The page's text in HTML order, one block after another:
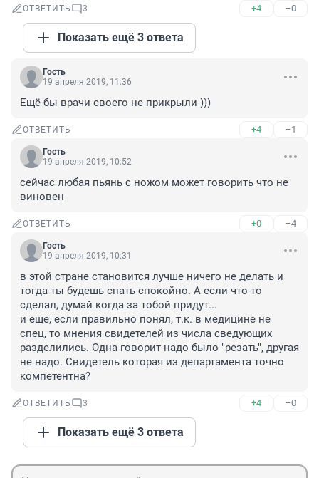
ОТВЕТИТЬ 3 +4 –0
Показать ещё 3 ответа
Гость
19 апреля 2019, 11:36
Ещё бы врачи своего не прикрыли )))
ОТВЕТИТЬ +4 –1
Гость
19 апреля 2019, 10:52
сейчас любая пьянь с ножом может говорить что не
виновен
ОТВЕТИТЬ +0 –4
Гость
19 апреля 2019, 10:31
в этой стране становится лучше ничего не делать и
тогда ты будешь спать спокойно. А если что-то
сделал, думай когда за тобой придут...
и еще, если правильно понял, т.к. в медицине не
спец, то мнения свидетелей из числа сведующих
разделились. Одна говорит надо было "резать", другая
не надо. Свидетель которая из департамента точно
компетентна?
ОТВЕТИТЬ 3 +4 –0
Показать ещё 3 ответа